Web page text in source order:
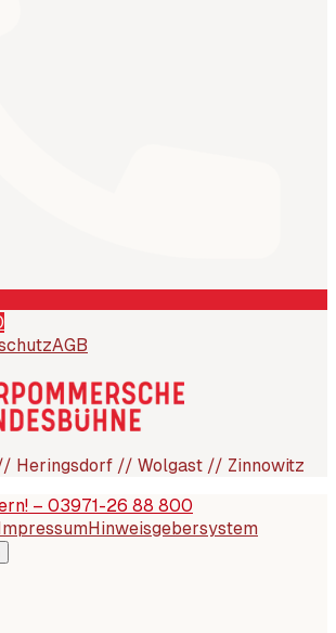
AGB
Heringsdorf // Wolgast // Zinnowitz
– 03971-26 88 800
ImpressumHinweisgebersystem